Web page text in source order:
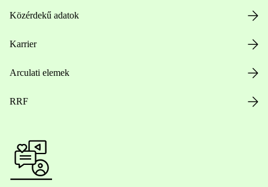
Közérdekű adatok
Karrier
Arculati elemek
RRF